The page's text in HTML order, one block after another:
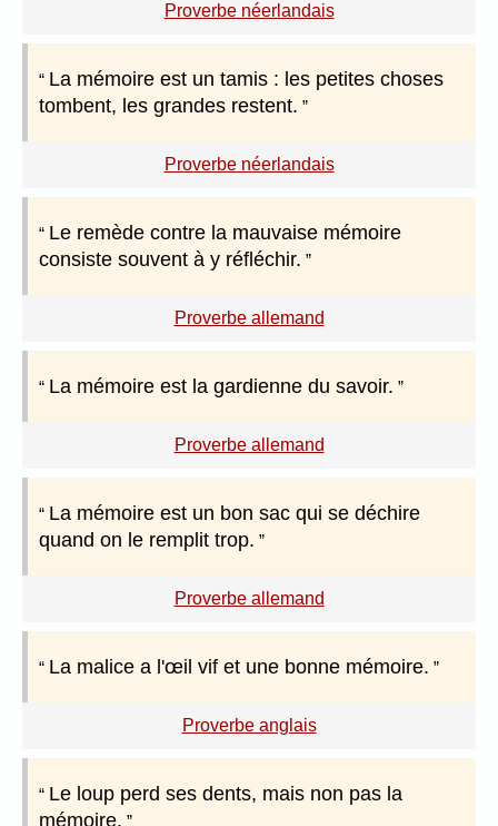
Proverbe néerlandais
La mémoire est un tamis : les petites choses
tombent, les grandes restent.
Proverbe néerlandais
Le remède contre la mauvaise mémoire
consiste souvent à y réfléchir.
Proverbe allemand
La mémoire est la gardienne du savoir.
Proverbe allemand
La mémoire est un bon sac qui se déchire
quand on le remplit trop.
Proverbe allemand
La malice a l'œil vif et une bonne mémoire.
Proverbe anglais
Le loup perd ses dents, mais non pas la
mémoire.